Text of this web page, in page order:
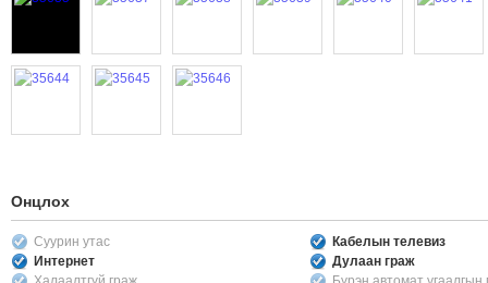
Онцлох
Суурин утас
Кабелын телевиз
Интернет
Дулаан граж